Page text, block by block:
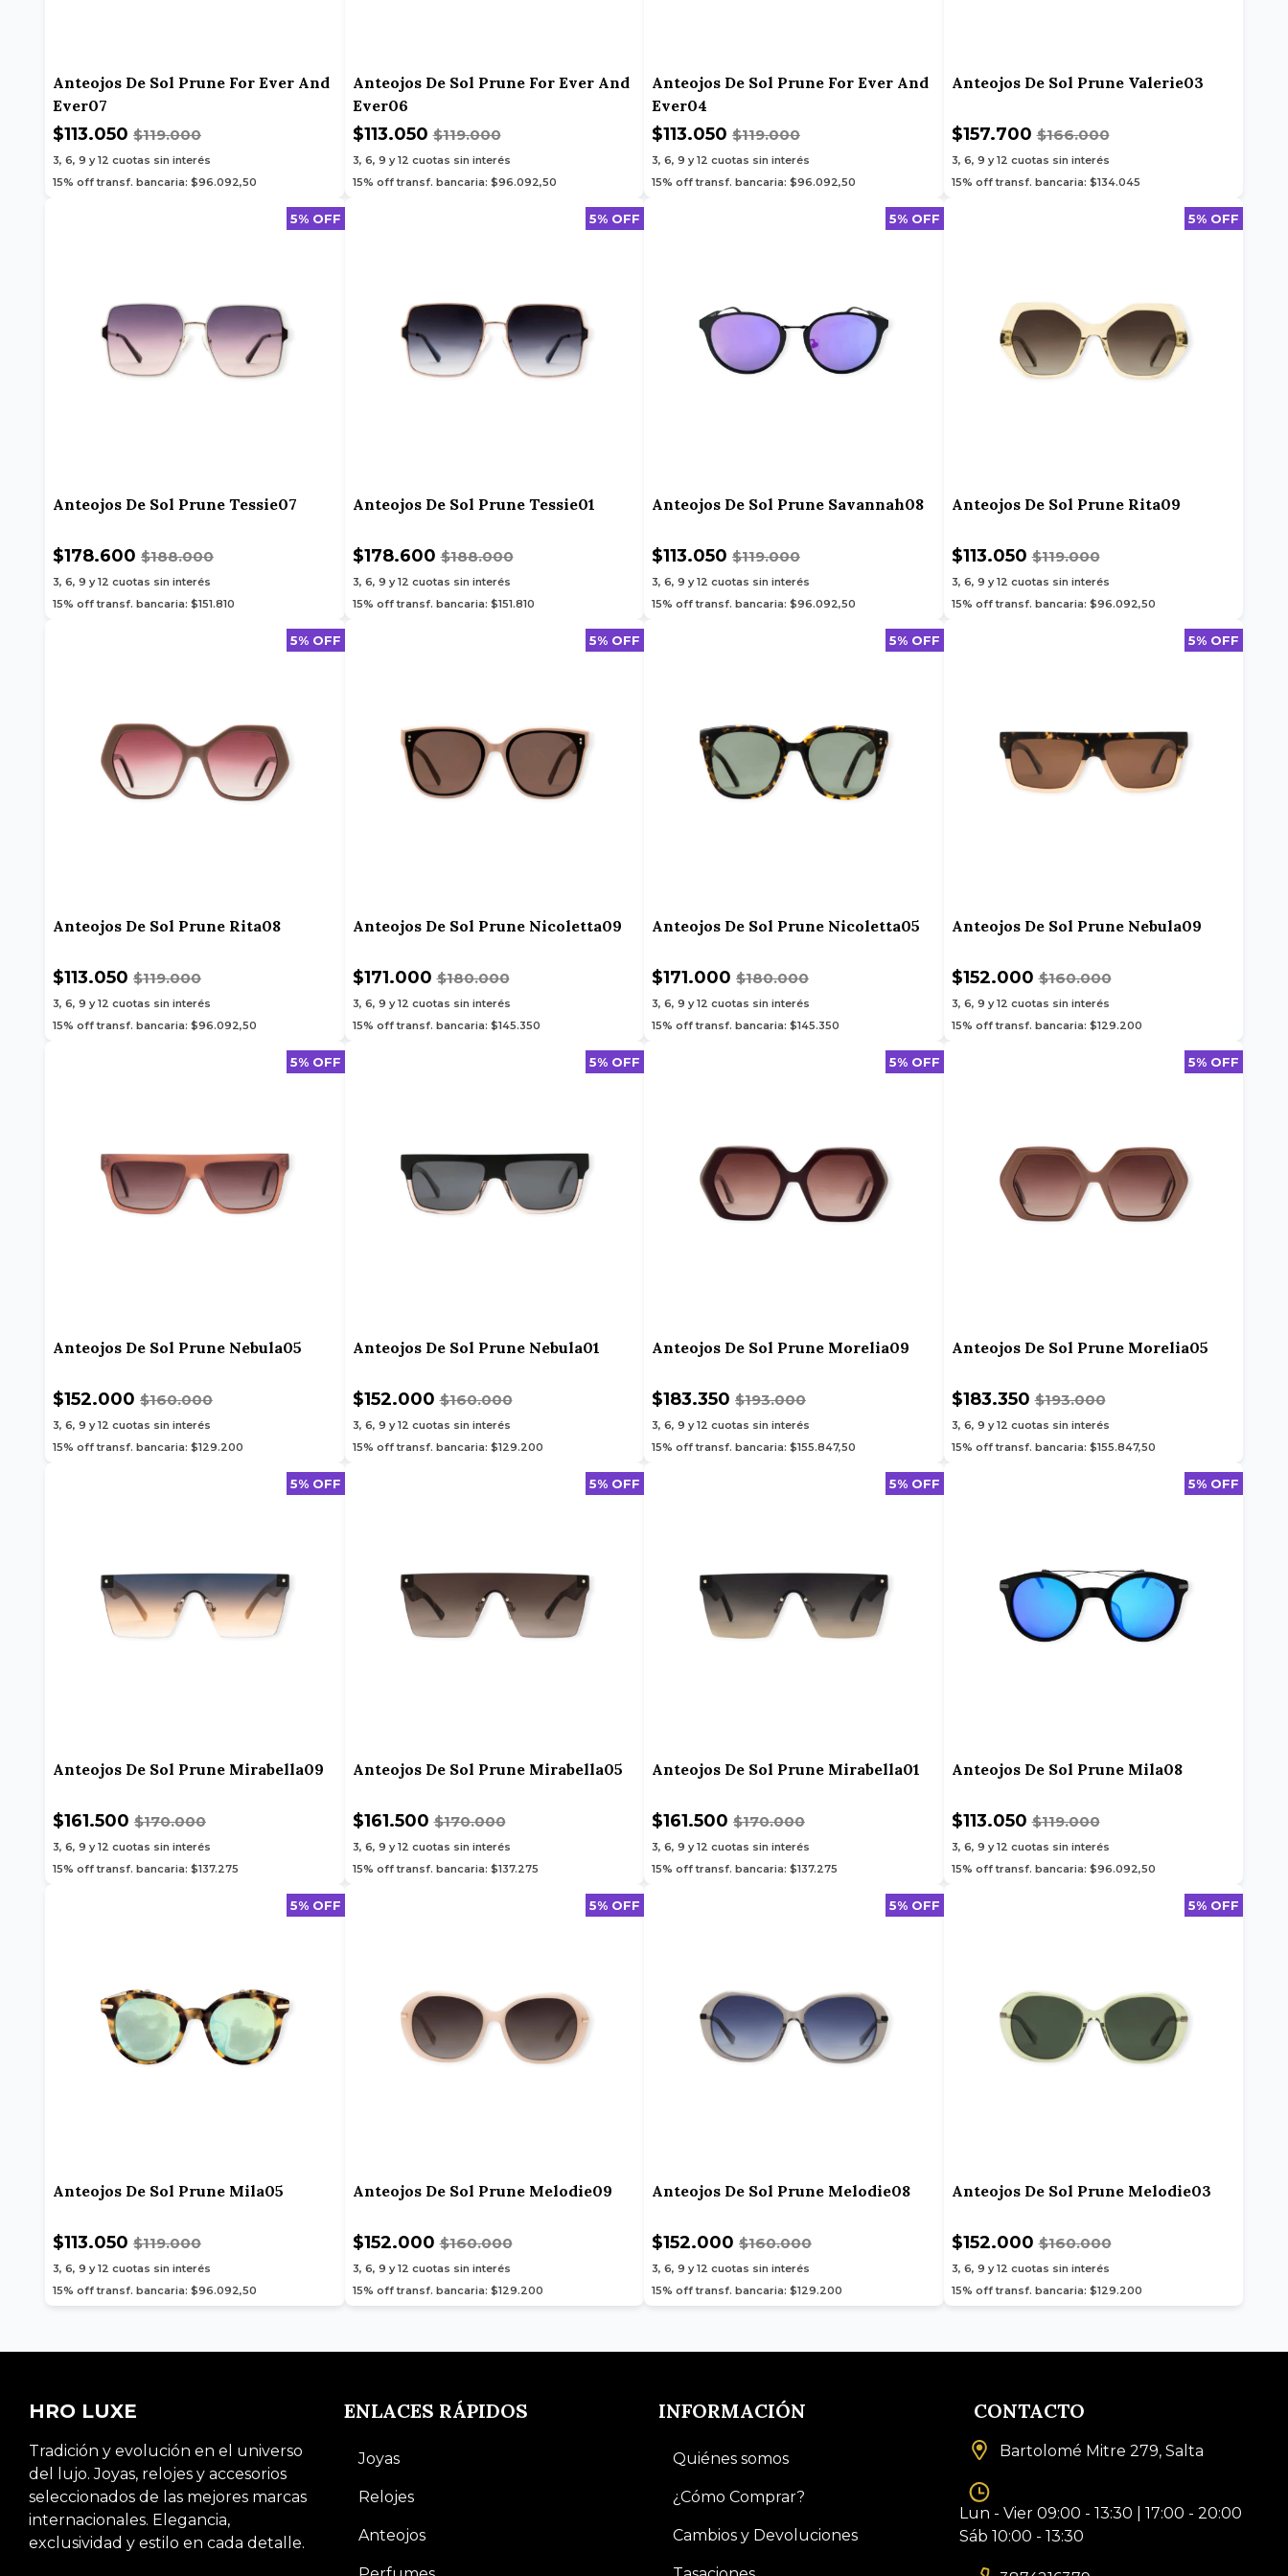
Anteojos De Sol Prune For Ever And
Ever07
$113.050 $119.000
3, 6, 9 y 12 cuotas sin interés
15% off transf. bancaria: $96.092,50
Anteojos De Sol Prune For Ever And
Ever06
$113.050$119.000
3, 6, 9 y 12 cuotas sin interés
15% off transf. bancaria: $96.092,50
Anteojos De Sol Prune For Ever And
Ever04
$113.050 $119.000
3, 6, 9 y 12 cuotas sin interés
15% off transf. bancaria: $96.092,50
Anteojos De Sol Prune Valerie03
$157.700$166.000
3, 6, 9 y 12 cuotas sin interés
15% off transf. bancaria: $134.045
5% OFF
Anteojos De Sol Prune Tessie07
$178.600 $188.000
3, 6, 9 y 12 cuotas sin interés
15% off transf. bancaria: $151.810
5% OFF
Anteojos De Sol Prune Tessie01
$178.600$188.000
3, 6, 9 y 12 cuotas sin interés
15% off transf. bancaria: $151.810
5% OFF
Anteojos De Sol Prune Savannah08
$113.050 $119.000
3, 6, 9 y 12 cuotas sin interés
15% off transf. bancaria: $96.092,50
5% OFF
Anteojos De Sol Prune Rita09
$113.050$119.000
3, 6, 9 y 12 cuotas sin interés
15% off transf. bancaria: $96.092,50
5% OFF
Anteojos De Sol Prune Rita08
$113.050 $119.000
3, 6, 9 y 12 cuotas sin interés
15% off transf. bancaria: $96.092,50
5% OFF
Anteojos De Sol Prune Nicoletta09
$171.000$180.000
3, 6, 9 y 12 cuotas sin interés
15% off transf. bancaria: $145.350
5% OFF
Anteojos De Sol Prune Nicoletta05
$171.000 $180.000
3, 6, 9 y 12 cuotas sin interés
15% off transf. bancaria: $145.350
5% OFF
Anteojos De Sol Prune Nebula09
$152.000$160.000
3, 6, 9 y 12 cuotas sin interés
15% off transf. bancaria: $129.200
5% OFF
Anteojos De Sol Prune Nebula05
$152.000 $160.000
3, 6, 9 y 12 cuotas sin interés
15% off transf. bancaria: $129.200
5% OFF
Anteojos De Sol Prune Nebula01
$152.000$160.000
3, 6, 9 y 12 cuotas sin interés
15% off transf. bancaria: $129.200
5% OFF
Anteojos De Sol Prune Morelia09
$183.350 $193.000
3, 6, 9 y 12 cuotas sin interés
15% off transf. bancaria: $155.847,50
5% OFF
Anteojos De Sol Prune Morelia05
$183.350$193.000
3, 6, 9 y 12 cuotas sin interés
15% off transf. bancaria: $155.847,50
5% OFF
Anteojos De Sol Prune Mirabella09
$161.500 $170.000
3, 6, 9 y 12 cuotas sin interés
15% off transf. bancaria: $137.275
5% OFF
Anteojos De Sol Prune Mirabella05
$161.500$170.000
3, 6, 9 y 12 cuotas sin interés
15% off transf. bancaria: $137.275
5% OFF
Anteojos De Sol Prune Mirabella01
$161.500 $170.000
3, 6, 9 y 12 cuotas sin interés
15% off transf. bancaria: $137.275
5% OFF
Anteojos De Sol Prune Mila08
$113.050$119.000
3, 6, 9 y 12 cuotas sin interés
15% off transf. bancaria: $96.092,50
5% OFF
Anteojos De Sol Prune Mila05
$113.050 $119.000
3, 6, 9 y 12 cuotas sin interés
15% off transf. bancaria: $96.092,50
5% OFF
Anteojos De Sol Prune Melodie09
$152.000$160.000
3, 6, 9 y 12 cuotas sin interés
15% off transf. bancaria: $129.200
5% OFF
Anteojos De Sol Prune Melodie08
$152.000 $160.000
3, 6, 9 y 12 cuotas sin interés
15% off transf. bancaria: $129.200
5% OFF
Anteojos De Sol Prune Melodie03
$152.000$160.000
3, 6, 9 y 12 cuotas sin interés
15% off transf. bancaria: $129.200
HRO LUXE
Tradición y evolución en el universo
del lujo. Joyas, relojes y accesorios
seleccionados de las mejores marcas
internacionales. Elegancia,
exclusividad y estilo en cada detalle.
ENLACES RÁPIDOS
Joyas
Relojes
Anteojos
INFORMACIÓN
Quiénes somos
¿Cómo Comprar?
Cambios y Devoluciones
CONTACTO
Bartolomé Mitre 279, Salta
Lun - Vier 09:00 - 13:30 | 17:00 - 20:00
Sáb 10:00 - 13:30